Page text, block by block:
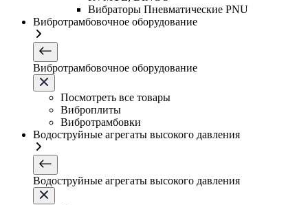
Вибраторы Пневматические PNU
Вибротрамбовочное оборудование
Вибротрамбовочное оборудование
Посмотреть все товары
Виброплиты
Вибротрамбовки
Водоструйные агрегаты высокого давления
Водоструйные агрегаты высокого давления